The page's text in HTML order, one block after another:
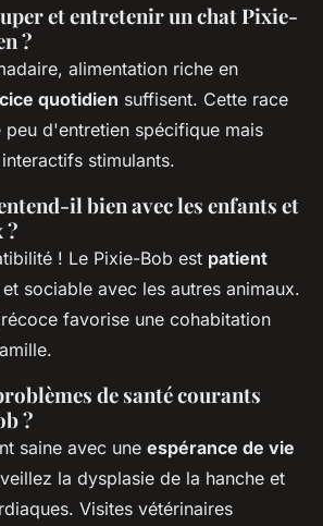
et entretenir un chat Pixie-
?
alimentation riche en
quotidien suffisent. Cette race
peu d'entretien spécifique mais
stimulants.
il bien avec les enfants et
?
! Le Pixie-Bob est patient
et sociable avec les autres animaux.
favorise une cohabitation
de santé courants
?
saine avec une espérance de vie
la dysplasie de la hanche et
Visites vétérinaires